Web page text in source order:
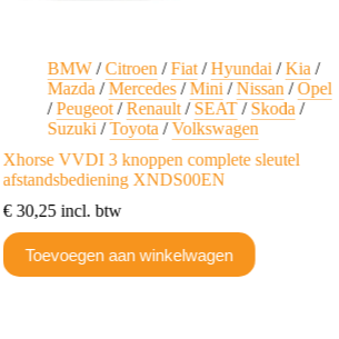
BMW/Citroen /Fiat/Hyundai /Kia /
Mazda /Mercedes/Mini /Nissan /Opel
/Peugeot/Renault/SEAT/Skoda /
Suzuki /Toyota /Volkswagen
Xhorse VVDI 3 knoppen complete sleutel
afstandsbediening XNDS00EN
€30,25incl. btw
Toevoegen aan winkelwagen